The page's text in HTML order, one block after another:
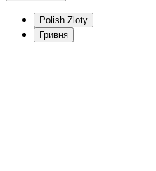
Polish Zloty
Гривня